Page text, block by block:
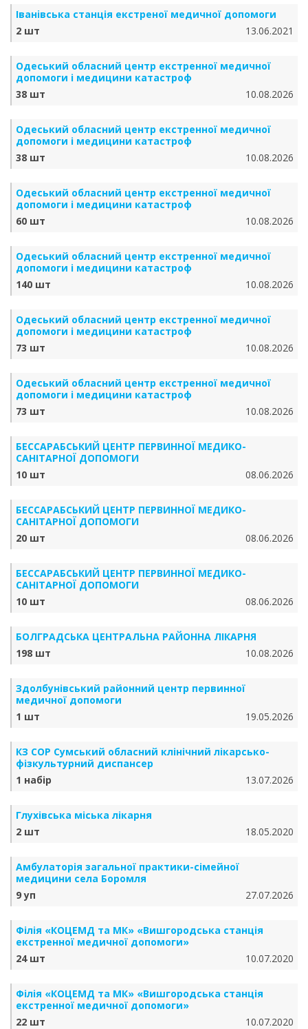
Iванiвська станція екстреної медичної допомоги
2 шт
13.06.2021
Одеський обласний центр екстренної медичної
допомоги і медицини катастроф
38 шт
10.08.2026
Одеський обласний центр екстренної медичної
допомоги і медицини катастроф
38 шт
10.08.2026
Одеський обласний центр екстренної медичної
допомоги і медицини катастроф
60 шт
10.08.2026
Одеський обласний центр екстренної медичної
допомоги і медицини катастроф
140 шт
10.08.2026
Одеський обласний центр екстренної медичної
допомоги і медицини катастроф
73 шт
10.08.2026
Одеський обласний центр екстренної медичної
допомоги і медицини катастроф
73 шт
10.08.2026
БЕССАРАБСЬКИЙ ЦЕНТР ПЕРВИННОЇ МЕДИКО-
САНІТАРНОЇ ДОПОМОГИ
10 шт
08.06.2026
БЕССАРАБСЬКИЙ ЦЕНТР ПЕРВИННОЇ МЕДИКО-
САНІТАРНОЇ ДОПОМОГИ
20 шт
08.06.2026
БЕССАРАБСЬКИЙ ЦЕНТР ПЕРВИННОЇ МЕДИКО-
САНІТАРНОЇ ДОПОМОГИ
10 шт
08.06.2026
БОЛГРАДСЬКА ЦЕНТРАЛЬНА РАЙОННА ЛІКАРНЯ
198 шт
10.08.2026
Здолбунівський районний центр первинної
медичної допомоги
1 шт
19.05.2026
КЗ СОР Сумський обласний клінічний лікарсько-
фізкультурний диспансер
1 набір
13.07.2026
Глухівська міська лікарня
2 шт
18.05.2020
Амбулаторія загальної практики-сімейної
медицини села Боромля
9 уп
27.07.2026
Філія «КОЦЕМД та МК» «Вишгородська станція
екстренної медичної допомоги»
24 шт
10.07.2020
Філія «КОЦЕМД та МК» «Вишгородська станція
екстренної медичної допомоги»
22 шт
10.07.2020